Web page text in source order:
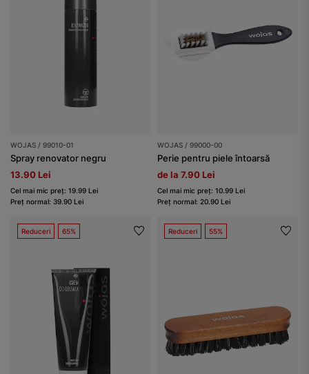
WOJAS / 99010-01
Spray renovator negru
13.90 Lei
Cel mai mic preț: 19.99 Lei
Preț normal: 39.90 Lei
WOJAS / 99000-00
Perie pentru piele întoarsă
de la 7.90 Lei
Cel mai mic preț: 10.99 Lei
Preț normal: 20.90 Lei
Reduceri 65% Reduceri 55%